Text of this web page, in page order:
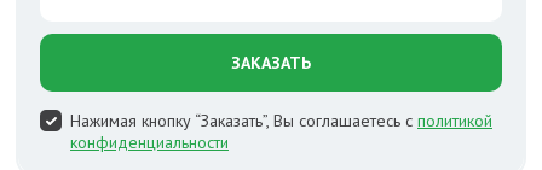
ЗАКАЗАТЬ
Нажимая кнопку “Заказать”, Вы соглашаетесь с политикой
конфиденциальности